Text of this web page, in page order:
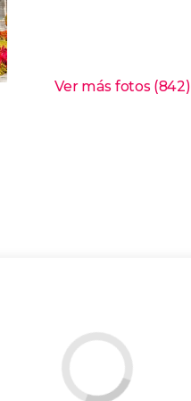
Ver más fotos (842)